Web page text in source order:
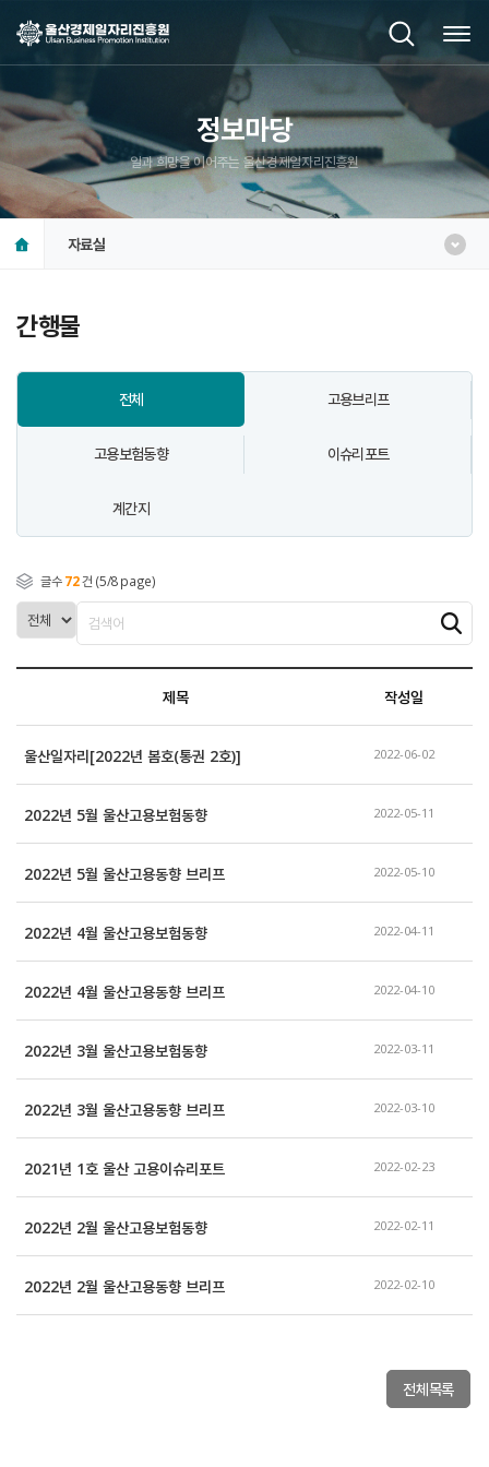
정보마당
일과 희망을 이어주는 울산경제일자리진흥원
자료실
간행물
전체 고용브리프
고용보험동향 이슈리포트
계간지
글수72건 (5/8 page)
제목 작성일
울산일자리[2022년 봄호(통권 2호)] 2022-06-02
2022년 5월 울산고용보험동향 2022-05-11
2022년 5월 울산고용동향 브리프 2022-05-10
2022년 4월 울산고용보험동향 2022-04-11
2022년 4월 울산고용동향 브리프 2022-04-10
2022년 3월 울산고용보험동향 2022-03-11
2022년 3월 울산고용동향 브리프 2022-03-10
2021년 1호 울산 고용이슈리포트 2022-02-23
2022년 2월 울산고용보험동향 2022-02-11
2022년 2월 울산고용동향 브리프 2022-02-10
전체목록